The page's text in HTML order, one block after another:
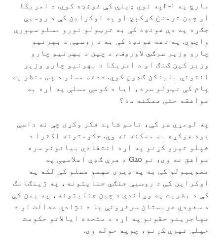
مارچ په ۱-۳په نوي ډیلي کې غونډه کوي. د امریکا
او چین ترمنځ کړکېچ او په اوکراین کې د روسیې
جګړه په دې غونډه کې به ترټولو نورو مسلو سیورې
واچوي. په دغه غونډه کې به د روسیې د بهرنیو
چارو وزیر سرګي لاوروف، د چین د بهرنیو چارو
وزیر کین ګنګ او د امریکا د بهرنیو چارو وزیر
انتوني بلینکن ګډون کوي. ددغه مسلو د پس منظر په
پام کې نیولو سره، ایا د کومې مسلې په اړه به
موافقه حتی ممکنه ده؟
په لومړي سر کې، تاسو شاید فکر وکړی چې نه داسې
یوه هوکړه به ممکنه نه وي. حکومتونه اکثرا د
خپلو تیرو کړنو په اړه انتقادي بیانونو سره
موافق نه وي، نو G20 د هرې ګډې اعلامیې په
تصویبولو کې به په ډیری مهمو مسلو کې لکه په
اوکراین کې د روسیې جنګي جنایتونه، په ژینګانګ
کې د بشریت په وړاندې د چین جنایتونه، په یمن کې
د سعودي عربستان سرغړونې یا د نژادي عدالت او د
مهاجرینو حقونو په اړه د متحده ایالاتو حکومت
خپلې تیرې کړنو، چوپه خوله وي.